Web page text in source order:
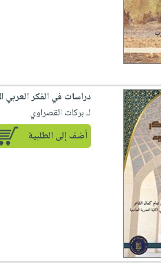
دراسات في الفكر العربي
لـ بركات القصراوي
أضف إلى الطلبية